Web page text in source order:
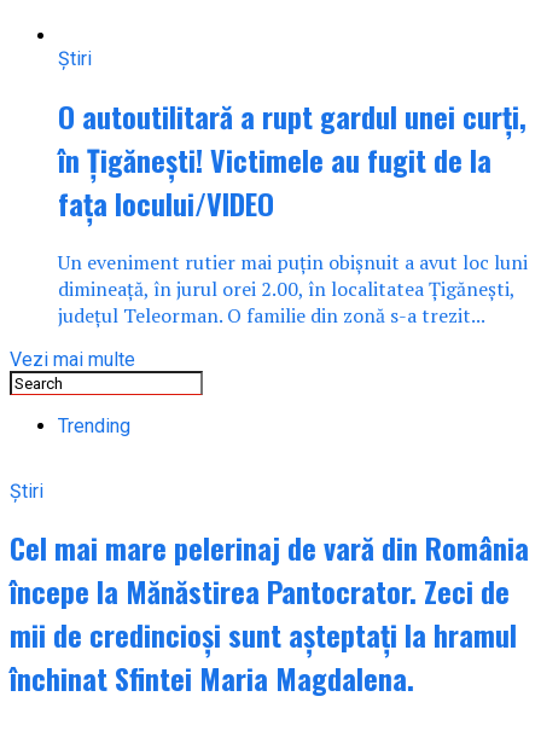
Știri
O autoutilitară a rupt gardul unei curți,
în Țigănești! Victimele au fugit de la
fața locului/VIDEO
Un eveniment rutier mai puțin obișnuit a avut loc luni
dimineață, în jurul orei 2.00, în localitatea Țigănești,
județul Teleorman. O familie din zonă s-a trezit...
Vezi mai multe
Trending
Știri
Cel mai mare pelerinaj de vară din România
începe la Mănăstirea Pantocrator. Zeci de
mii de credincioși sunt așteptați la hramul
închinat Sfintei Maria Magdalena.